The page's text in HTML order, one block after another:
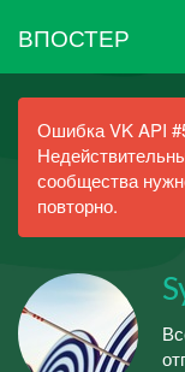
ВПОСТЕР
Ошибка VK API
сообщества
повторно.